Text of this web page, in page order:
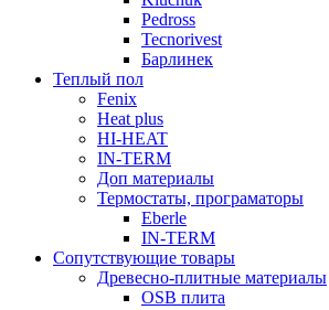
Pedross
Tecnorivest
Барлинек
Теплый пол
Fenix
Heat plus
HI-HEAT
IN-TERM
Доп материалы
Термостаты, програматоры
Eberle
IN-TERM
Сопутствующие товары
Древесно-плитные материалы
OSB плита